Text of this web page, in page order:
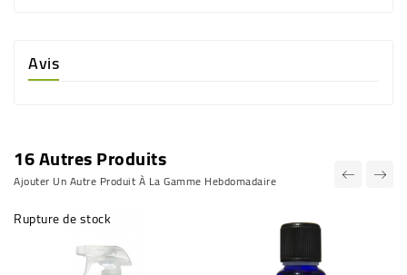
Avis
16 Autres Produits
Ajouter Un Autre Produit À La Gamme Hebdomadaire
Rupture de stock